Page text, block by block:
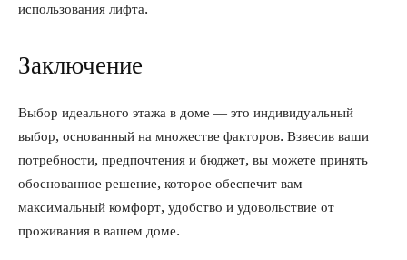
использования лифта.
Заключение
Выбор идеального этажа в доме — это индивидуальный
выбор, основанный на множестве факторов. Взвесив ваши
потребности, предпочтения и бюджет, вы можете принять
обоснованное решение, которое обеспечит вам
максимальный комфорт, удобство и удовольствие от
проживания в вашем доме.